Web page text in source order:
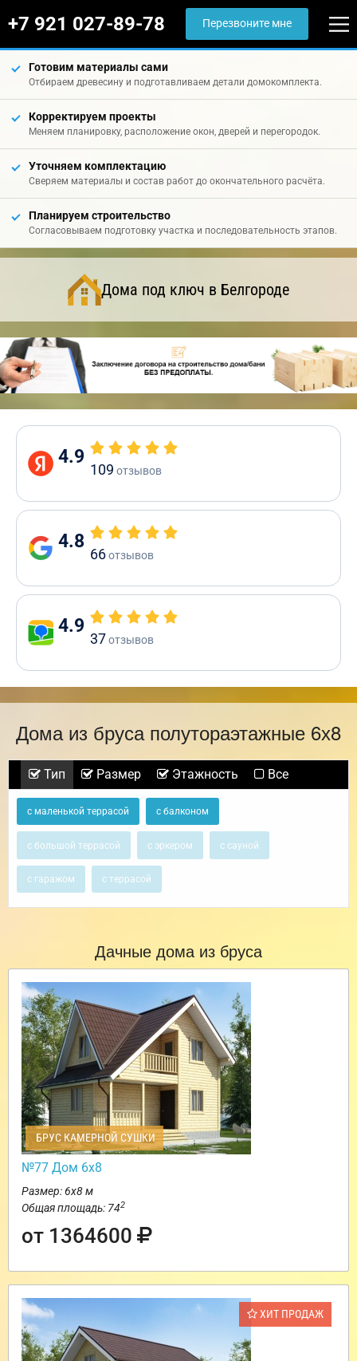
+7 921 027-89-78 Перезвоните мне
Готовим материалы сами
Отбираем древесину и подготавливаем детали домокомплекта.
Корректируем проекты
Меняем планировку, расположение окон, дверей и перегородок.
Уточняем комплектацию
Сверяем материалы и состав работ до окончательного расчёта.
Планируем строительство
Согласовываем подготовку участка и последовательность этапов.
Дома под ключ в Белгороде
4.9
109 отзывов
4.8
66отзывов
4.9
37отзывов
Дома из бруса полутораэтажные 6х8
Тип Размер Этажность Все
с маленькой террасой с балконом
с большой террасой с эркером с сауной
с гаражом с террасой
Дачные дома из бруса
БРУС КАМЕРНОЙ СУШКИ
№77 Дом 6х8
Размер: 6х8 м
Общая площадь: 742
от 1364600
ХИТ ПРОДАЖ